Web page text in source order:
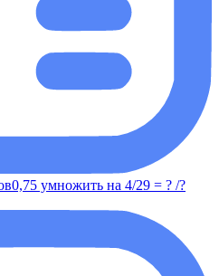
умножить на 4/29 = ? /?